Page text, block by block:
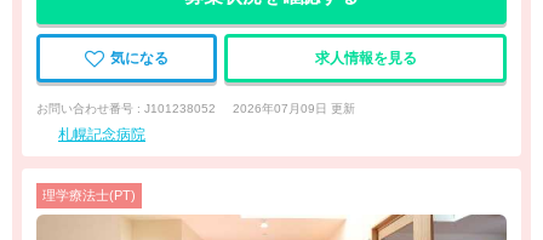
気になる 求人情報を見る
お問い合わせ番号 : J101238052 2026年07月09日 更新
札幌記念病院
理学療法士(PT)